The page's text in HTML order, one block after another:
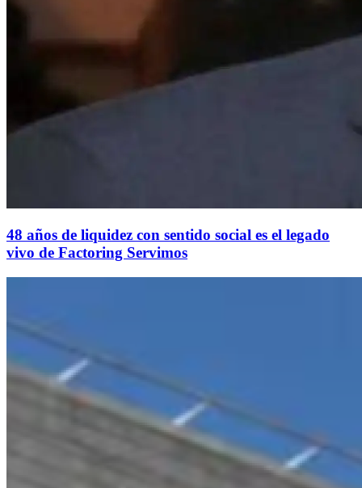
48 años de liquidez con sentido social es el legado
vivo de Factoring Servimos